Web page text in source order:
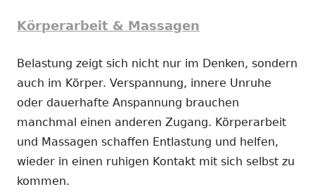
Körperarbeit & Massagen
Belastung zeigt sich nicht nur im Denken, sondern
auch im Körper. Verspannung, innere Unruhe
oder dauerhafte Anspannung brauchen
manchmal einen anderen Zugang. Körperarbeit
und Massagen schaffen Entlastung und helfen,
wieder in einen ruhigen Kontakt mit sich selbst zu
kommen.